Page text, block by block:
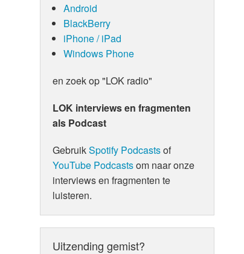
Android
BlackBerry
iPhone / iPad
Windows Phone
en zoek op "LOK radio"
LOK interviews en fragmenten
als Podcast
GebruikSpotify Podcastsof
YouTube Podcastsom naar onze
interviews en fragmenten te
luisteren.
Uitzending gemist?